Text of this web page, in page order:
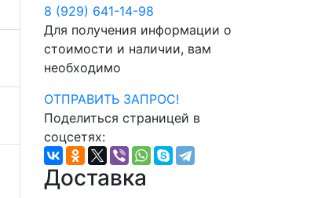
8 (929) 641-14-98
Для получения информации о
стоимости и наличии, вам
необходимо
ОТПРАВИТЬ ЗАПРОС!
Поделиться страницей в
соцсетях:
Доставка